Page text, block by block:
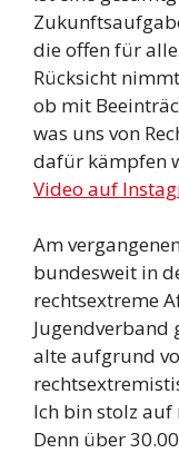
die offen für
Rücksicht
ob mit
was uns von
dafür kämpfen
Video auf
Am
bundesweit in
rechtsextreme
Jugendverband
alte aufgrund
Ich bin stolz auf
Denn über